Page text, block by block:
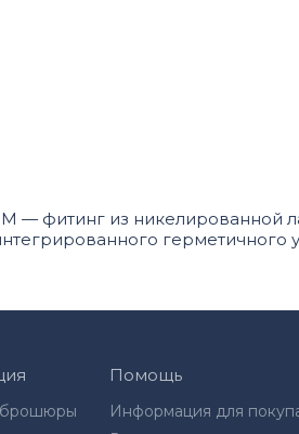
M — фитинг из никелированной
герметичного
брошюры
Помощь
Информация для